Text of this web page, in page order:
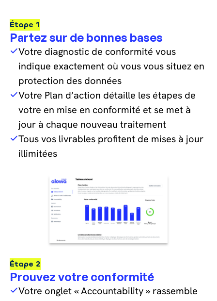
Étape 1
Partez sur de bonnes bases
Votre diagnostic de conformité vous
indique exactement où vous vous situez en
protection des données
Votre Plan d’action détaille les étapes de
votre en mise en conformité et se met à
jour à chaque nouveau traitement
Tous vos livrables profitent de mises à jour
illimitées
Étape 2
Prouvez votre conformité
Votre onglet « Accountability » rassemble